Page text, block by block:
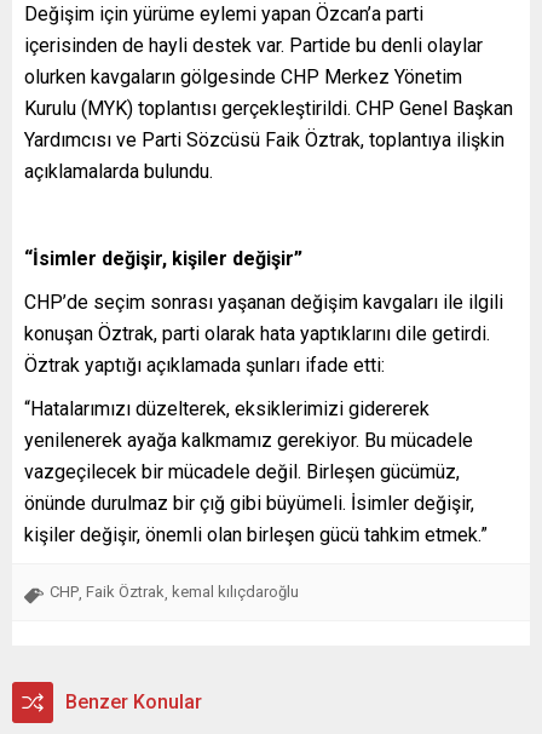
Değişim için yürüme eylemi yapan Özcan’a parti
içerisinden de hayli destek var. Partide bu denli olaylar
olurken kavgaların gölgesinde CHP Merkez Yönetim
Kurulu (MYK) toplantısı gerçekleştirildi. CHP Genel Başkan
Yardımcısı ve Parti Sözcüsü Faik Öztrak, toplantıya ilişkin
açıklamalarda bulundu.
“İsimler değişir, kişiler değişir”
CHP’de seçim sonrası yaşanan değişim kavgaları ile ilgili
konuşan Öztrak, parti olarak hata yaptıklarını dile getirdi.
Öztrak yaptığı açıklamada şunları ifade etti:
“Hatalarımızı düzelterek, eksiklerimizi gidererek
yenilenerek ayağa kalkmamız gerekiyor. Bu mücadele
vazgeçilecek bir mücadele değil. Birleşen gücümüz,
önünde durulmaz bir çığ gibi büyümeli. İsimler değişir,
kişiler değişir, önemli olan birleşen gücü tahkim etmek.”
CHP Faik Öztrak kemal kılıçdaroğlu
Benzer Konular